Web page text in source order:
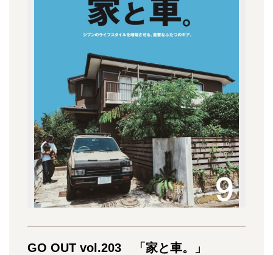
GO OUT vol.203 「家と車。」